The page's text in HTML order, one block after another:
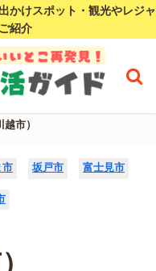
かけスポット・観光やレジャ
紹介
越市）
市 坂戸市 富士見市